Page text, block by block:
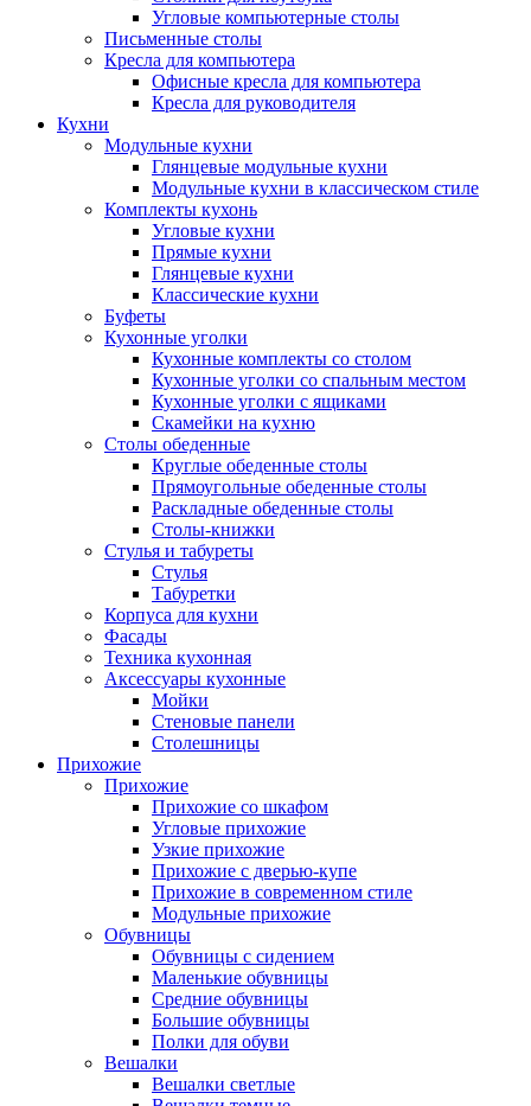
Угловые компьютерные столы
Письменные столы
Кресла для компьютера
Офисные кресла для компьютера
Кресла для руководителя
Кухни
Модульные кухни
Глянцевые модульные кухни
Модульные кухни в классическом стиле
Комплекты кухонь
Угловые кухни
Прямые кухни
Глянцевые кухни
Классические кухни
Буфеты
Кухонные уголки
Кухонные комплекты со столом
Кухонные уголки со спальным местом
Кухонные уголки с ящиками
Скамейки на кухню
Столы обеденные
Круглые обеденные столы
Прямоугольные обеденные столы
Раскладные обеденные столы
Столы-книжки
Стулья и табуреты
Стулья
Табуретки
Корпуса для кухни
Фасады
Техника кухонная
Аксессуары кухонные
Мойки
Стеновые панели
Столешницы
Прихожие
Прихожие
Прихожие со шкафом
Угловые прихожие
Узкие прихожие
Прихожие с дверью-купе
Прихожие в современном стиле
Модульные прихожие
Обувницы
Обувницы с сидением
Маленькие обувницы
Средние обувницы
Большие обувницы
Полки для обуви
Вешалки
Вешалки светлые